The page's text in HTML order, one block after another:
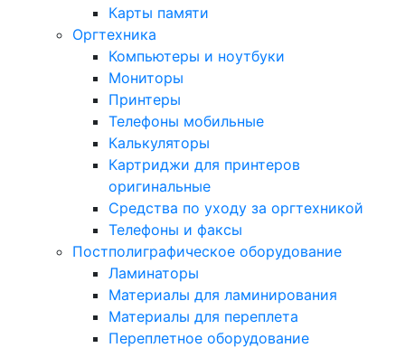
Карты памяти
Оргтехника
Компьютеры и ноутбуки
Мониторы
Принтеры
Телефоны мобильные
Калькуляторы
Картриджи для принтеров
оригинальные
Средства по уходу за оргтехникой
Телефоны и факсы
Постполиграфическое оборудование
Ламинаторы
Материалы для ламинирования
Материалы для переплета
Переплетное оборудование